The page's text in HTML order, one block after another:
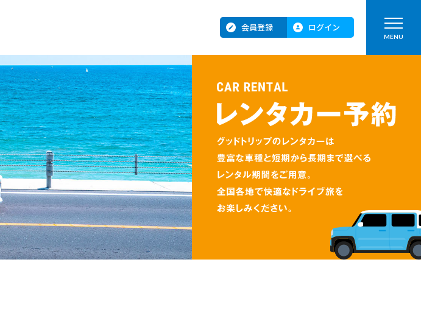
会員登録 ログイン
MENU